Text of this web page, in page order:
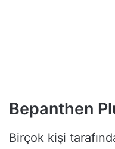
Bepanthen
Birçok kişi